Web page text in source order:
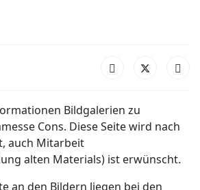
Bildgalerien zu
Cons. Diese Seite wird nach
auch Mitarbeit
alten Materials) ist erwünscht.
an den Bildern liegen bei den